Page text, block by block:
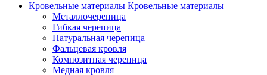
Кровельные материалы Кровельные материалы
Металлочерепица
Гибкая черепица
Натуральная черепица
Фальцевая кровля
Композитная черепица
Медная кровля